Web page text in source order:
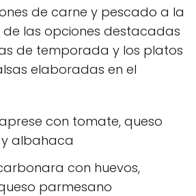
de carne y pescado a la
de las opciones destacadas
de temporada y los platos
elaboradas en el
con tomate, queso
albahaca
con huevos,
parmesano